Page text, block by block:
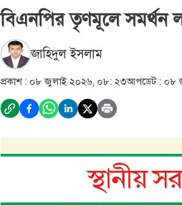
বিএনপির তৃণমূলে সমর্থন
জাহিদুল ইসলাম
প্রকাশ : ০৮ জুলাই ২০২৬, ০৮: ২৩আপডেট : ০৮